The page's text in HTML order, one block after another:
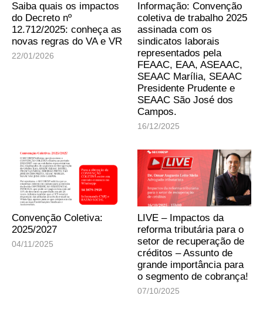
Saiba quais os impactos
do Decreto nº
12.712/2025: conheça as
novas regras do VA e VR
22/01/2026
Informação: Convenção
coletiva de trabalho 2025
assinada com os
sindicatos laborais
representados pela
FEAAC, EAA, ASEAAC,
SEAAC Marília, SEAAC
Presidente Prudente e
SEAAC São José dos
Campos.
16/12/2025
Convenção Coletiva:
2025/2027
04/11/2025
LIVE – Impactos da
reforma tributária para o
setor de recuperação de
créditos – Assunto de
grande importância para
o segmento de cobrança!
07/10/2025